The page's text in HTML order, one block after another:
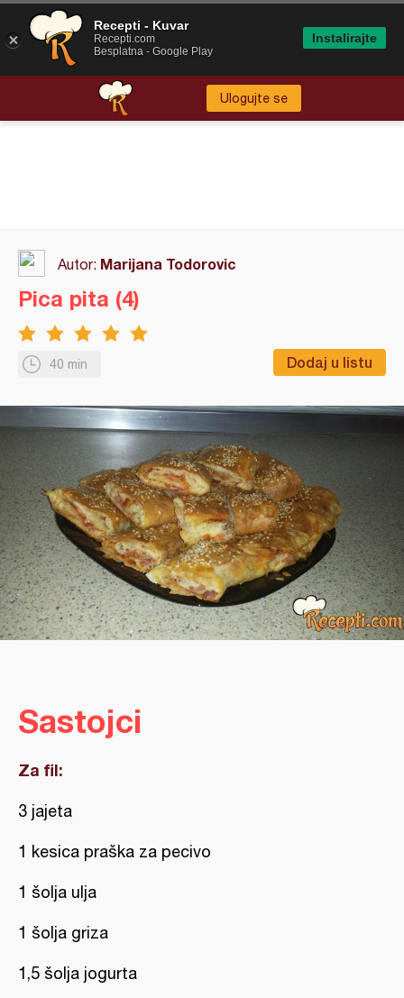
Ulogujte se
Autor: Marijana Todorovic
40 min Dodaj u listu
Pica pita (4)
Sastojci
Za fil:
3 jajeta
1 kesica praška za pecivo
1 šolja ulja
1 šolja griza
1,5 šolja jogurta
Recepti - Kuvar
Recepti.com
Besplatna - Google Play
Instalirajte